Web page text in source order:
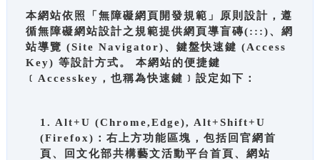
本網站依照「無障礙網頁開發規範」原則設計，遵
循無障礙網站設計之規範提供網頁導盲磚(:::)、網
站導覽 (Site Navigator)、鍵盤快速鍵 (Access
Key) 等設計方式。 本網站的便捷鍵
﹝Accesskey，也稱為快速鍵﹞設定如下：
1. Alt+U (Chrome,Edge), Alt+Shift+U
(Firefox)：右上方功能區塊，包括回官網首
頁、回文化部共構藝文活動平台首頁、網站